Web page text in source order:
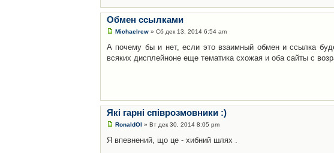
Обмен ссылками
Michaelrew » Сб дек 13, 2014 6:54 am
А почему бы и нет, если это взаимный обмен и ссылка
всяких дисплейноне еще тематика схожая и оба сайты с
Які гарні співрозмовники :)
RonaldOl » Вт дек 30, 2014 8:05 pm
Я впевнений, що це - хибний шлях .